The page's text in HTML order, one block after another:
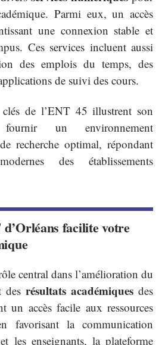
Parmi eux, un accès
une connexion stable et
Ces services incluent aussi
des emplois du temps, des
de suivi des cours.
clés de l’ENT 45 illustrent son
un environnement
recherche optimal, répondant
des établissements
facilite votre
central dans l’amélioration du
des résultats académiques des
un accès facile aux ressources
favorisant la communication
les enseignants, la plateforme